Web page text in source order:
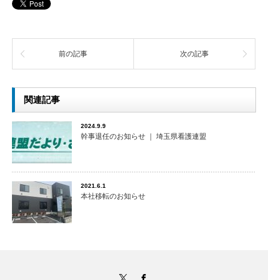
前の記事 次の記事
関連記事
2024.9.9
幹事退任のお知らせ ｜ 埼玉県看護連盟
2021.6.1
本社移転のお知らせ